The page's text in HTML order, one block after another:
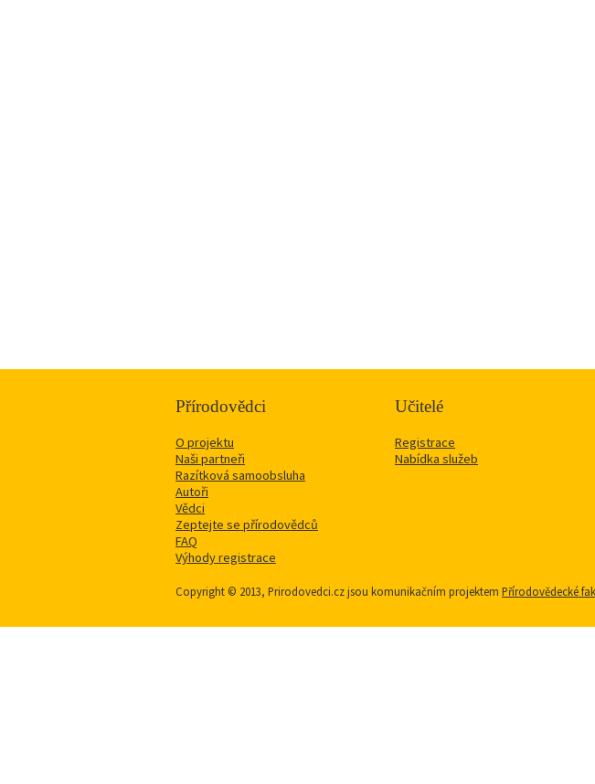
Přírodovědci
O projektu
Naši partneři
Razítková samoobsluha
Autoři
Vědci
Zeptejte se přírodovědců
FAQ
Výhody registrace
Učitelé
Registrace
Nabídka služeb
Copyright © 2013, Prirodovedci.cz jsou komunikačním projektem Přírodovědecké